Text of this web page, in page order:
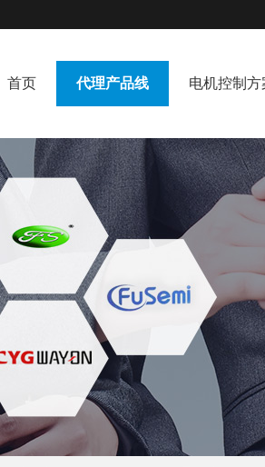
首页 代理产品线 电机控制方